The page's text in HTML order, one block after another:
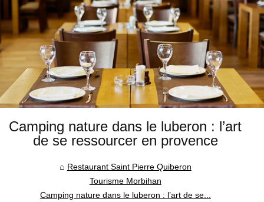
Camping nature dans le luberon : l’art
de se ressourcer en provence
Restaurant Saint Pierre Quiberon
Tourisme Morbihan
Camping nature dans le luberon : l’art de se...